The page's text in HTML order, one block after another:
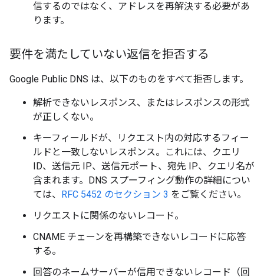
信するのではなく、アドレスを再解決する必要があ
ります。
要件を満たしていない返信を拒否する
Google Public DNS は、以下のものをすべて拒否します。
解析できないレスポンス、またはレスポンスの形式
が正しくない。
キーフィールドが、リクエスト内の対応するフィー
ルドと一致しないレスポンス。これには、クエリ
ID、送信元 IP、送信元ポート、宛先 IP、クエリ名が
含まれます。DNS スプーフィング動作の詳細につい
ては、
RFC 5452 のセクション 3 をご覧ください。
リクエストに関係のないレコード。
CNAME チェーンを再構築できないレコードに応答
する。
回答のネームサーバーが信用できないレコード（回